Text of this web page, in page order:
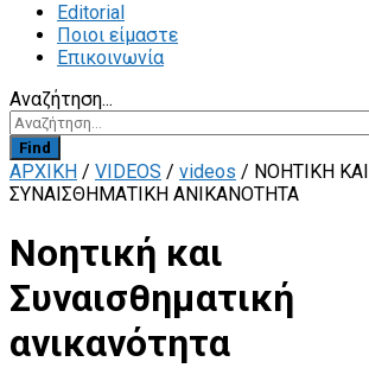
Editorial
Ποιοι είμαστε
Επικοινωνία
Αναζήτηση...
Find
ΑΡΧΙΚΗ / VIDEOS / videos / ΝΟΗΤΙΚΉ ΚΑΙ
ΣΥΝΑΙΣΘΗΜΑΤΙΚΉ ΑΝΙΚΑΝΌΤΗΤΑ
Νοητική και
Συναισθηματική
ανικανότητα